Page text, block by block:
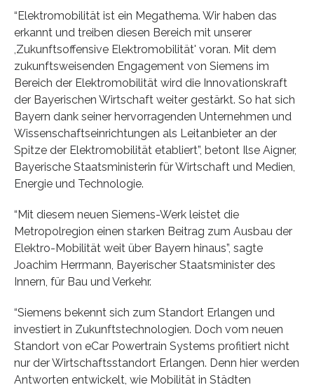
“Elektromobilität ist ein Megathema. Wir haben das
erkannt und treiben diesen Bereich mit unserer
,Zukunftsoffensive Elektromobilität' voran. Mit dem
zukunftsweisenden Engagement von Siemens im
Bereich der Elektromobilität wird die Innovationskraft
der Bayerischen Wirtschaft weiter gestärkt. So hat sich
Bayern dank seiner hervorragenden Unternehmen und
Wissenschaftseinrichtungen als Leitanbieter an der
Spitze der Elektromobilität etabliert”, betont Ilse Aigner,
Bayerische Staatsministerin für Wirtschaft und Medien,
Energie und Technologie.
“Mit diesem neuen Siemens-Werk leistet die
Metropolregion einen starken Beitrag zum Ausbau der
Elektro-Mobilität weit über Bayern hinaus”, sagte
Joachim Herrmann, Bayerischer Staatsminister des
Innern, für Bau und Verkehr.
“Siemens bekennt sich zum Standort Erlangen und
investiert in Zukunftstechnologien. Doch vom neuen
Standort von eCar Powertrain Systems profitiert nicht
nur der Wirtschaftsstandort Erlangen. Denn hier werden
Antworten entwickelt, wie Mobilität in Städten